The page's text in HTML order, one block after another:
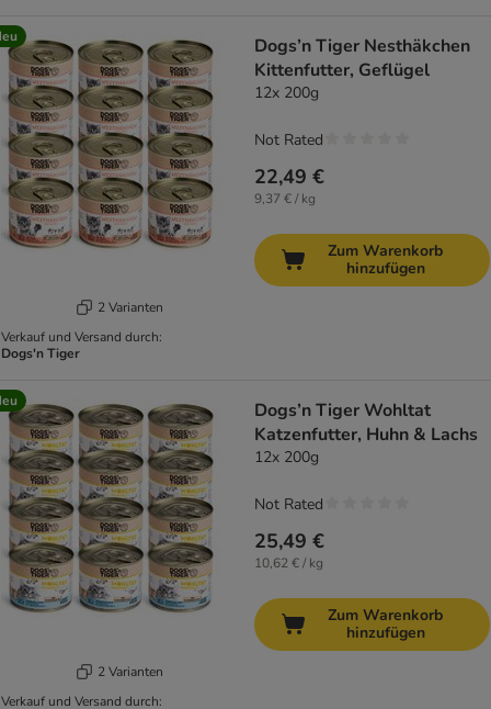
2 Varianten
Verkauf und Versand durch:
Dogs'n Tiger
Dogs’n Tiger Nesthäkchen
Kittenfutter, Geflügel
12x 200g
22,49 €
9,37 € / kg
Not Rated
Zum Warenkorb
hinzufügen
2 Varianten
Verkauf und Versand durch:
Dogs’n Tiger Wohltat
Katzenfutter, Huhn & Lachs
12x 200g
25,49 €
10,62 € / kg
Not Rated
Zum Warenkorb
hinzufügen